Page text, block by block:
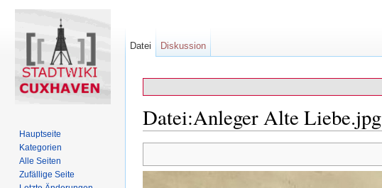
Datei:Anleger Alte Liebe.jpg
Datei Diskussion
Hauptseite
Kategorien
Alle Seiten
Zufällige Seite